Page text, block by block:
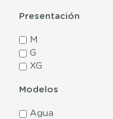
Presentación
M
G
XG
Modelos
Agua